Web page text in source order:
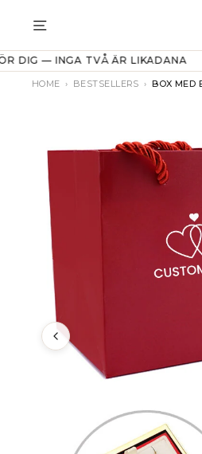
missing:
sv.general.accessibility.skip_to_content
TRANSLATION
INGA TVÅ ÄR LIKADANA
HOME › BESTSELLERS › BOX MED